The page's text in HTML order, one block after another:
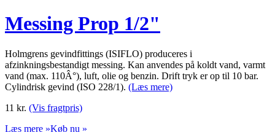
Messing Prop 1/2"
Holmgrens gevindfittings (ISIFLO) produceres i
afzinkningsbestandigt messing. Kan anvendes på koldt vand, varmt
vand (max. 110Â°), luft, olie og benzin. Drift tryk er op til 10 bar.
Cylindrisk gevind (ISO 228/1). (Læs mere)
11 kr. (Vis fragtpris)
Læs mere »Køb nu »